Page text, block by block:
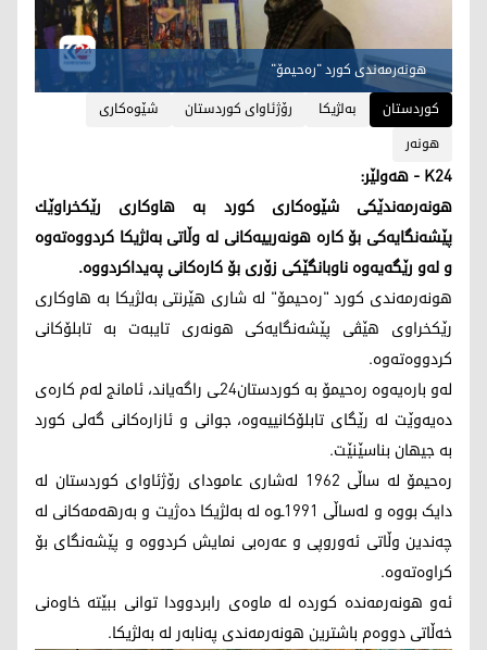
هونەرمەندی کورد "رەحیمۆ"
کوردستان
به‌لژیكا رۆژئاوای كوردستان
شێوه‌كاری
هونه‌ر
K24 - هەولێر:
هونه‌رمه‌ندێكی شێوه‌كاری كورد به‌ هاوكاری رێكخراوێك
پێشه‌نگایه‌كی بۆ كاره‌ هونه‌رییه‌كانی له‌ وڵاتی به‌لژیكا كردووه‌ته‌وه‌
و له‌و رێگه‌یه‌وه‌ ناوبانگێكی زۆری بۆ كاره‌كانی په‌یداكردووه‌.
هونەرمەندی کورد "رەحیمۆ" لە شاری هێرنتی بەلژیکا بە هاوکاری
رێکخراوی هێڤی پێشەنگایەکی هونەری تایبەت بە تابلۆکانی
کردووه‌ته‌وه‌.
له‌و باره‌یه‌وه‌ ره‌حیمۆ به‌ كوردستان24ـی راگه‌یاند، ئامانج لەم کارەی
دەیەوێت لە رێگای تابلۆکانییه‌وه‌، جوانی و ئازارەکانی گەلی کورد
بە جیهان بناسێنێت.
رەحیمۆ لە ساڵی 1962 لەشاری عامودای رۆژئاوای کوردستان لە
دایک بووە و لەساڵی 1991ـوه‌ لە بەلژیکا دەژیت و بەرهەمەکانی لە
چەندین وڵاتی ئەوروپی و عەرەبی نمایش کردووە و پێشه‌نگای بۆ
كراوه‌ته‌وه‌.
ئه‌و هونه‌رمه‌نده‌ كورده‌ لە ماوەی رابردوودا توانی ببێتە خاوەنی
خەڵاتی دووەم باشترین هونەرمەندی پەنابەر لە بەلژیکا.